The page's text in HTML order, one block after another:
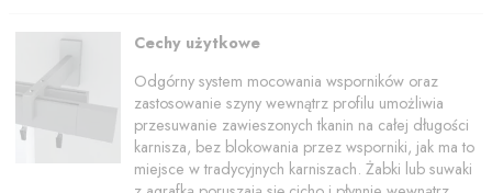
Cechy użytkowe
Odgórny system mocowania wsporników oraz
zastosowanie szyny wewnątrz profilu umożliwia
przesuwanie zawieszonych tkanin na całej długości
karnisza, bez blokowania przez wsporniki, jak ma to
miejsce w tradycyjnych karniszach. Żabki lub suwaki